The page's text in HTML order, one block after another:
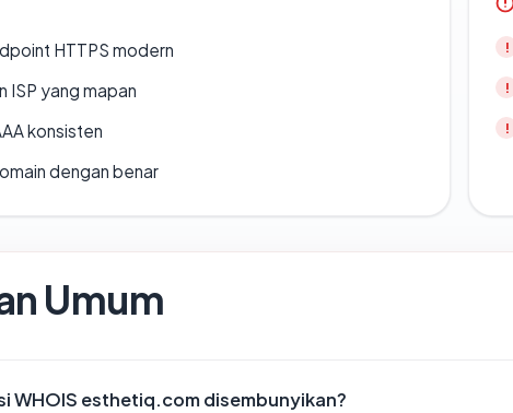
HTTPS modern
ISP yang mapan
konsisten
dengan benar
Umum
WHOIS esthetiq.com disembunyikan?